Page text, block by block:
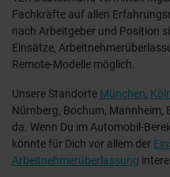
Fachkräfte auf allen
nach Arbeitgeber und Position
Einsätze,
Remote-Modelle möglich.
Unsere Standorte München,
Nürnberg, Bochum, Mannheim,
da. Wenn Du im Automobil-
könnte für Dich vor allem der
Arbeitnehmerüberlassung